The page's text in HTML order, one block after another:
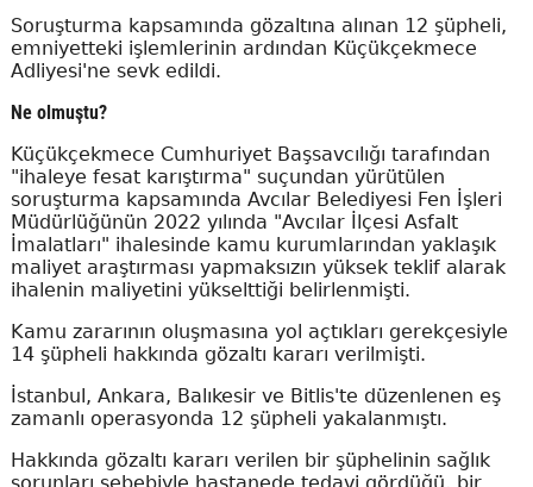
Soruşturma kapsamında gözaltına alınan 12 şüpheli,
emniyetteki işlemlerinin ardından Küçükçekmece
Adliyesi'ne sevk edildi.
Ne olmuştu?
Küçükçekmece Cumhuriyet Başsavcılığı tarafından
"ihaleye fesat karıştırma" suçundan yürütülen
soruşturma kapsamında Avcılar Belediyesi Fen İşleri
Müdürlüğünün 2022 yılında "Avcılar İlçesi Asfalt
İmalatları" ihalesinde kamu kurumlarından yaklaşık
maliyet araştırması yapmaksızın yüksek teklif alarak
ihalenin maliyetini yükselttiği belirlenmişti.
Kamu zararının oluşmasına yol açtıkları gerekçesiyle
14 şüpheli hakkında gözaltı kararı verilmişti.
İstanbul, Ankara, Balıkesir ve Bitlis'te düzenlenen eş
zamanlı operasyonda 12 şüpheli yakalanmıştı.
Hakkında gözaltı kararı verilen bir şüphelinin sağlık